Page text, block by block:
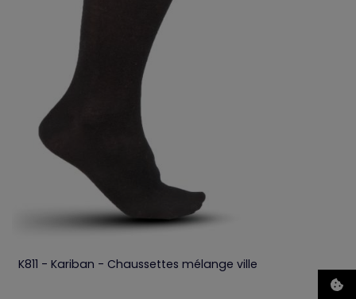
K811 - Kariban - Chaussettes mélange ville